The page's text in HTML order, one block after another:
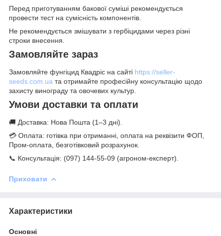
Перед приготуванням бакової суміші рекомендується
провести тест на сумісність компонентів.
Не рекомендується змішувати з гербіцидами через різні
строки внесення.
Замовляйте зараз
Замовляйте фунгіцид Квадріс на сайті https://seller-
seeds.com.ua та отримайте професійну консультацію щодо
захисту винограду та овочевих культур.
Умови доставки та оплати
🚚 Доставка: Нова Пошта (1–3 дні).
💳 Оплата: готівка при отриманні, оплата на реквізити ФОП,
Пром-оплата, безготівковий розрахунок.
📞 Консультація: (097) 144-55-09 (агроном-експерт).
Приховати
Характеристики
Основні